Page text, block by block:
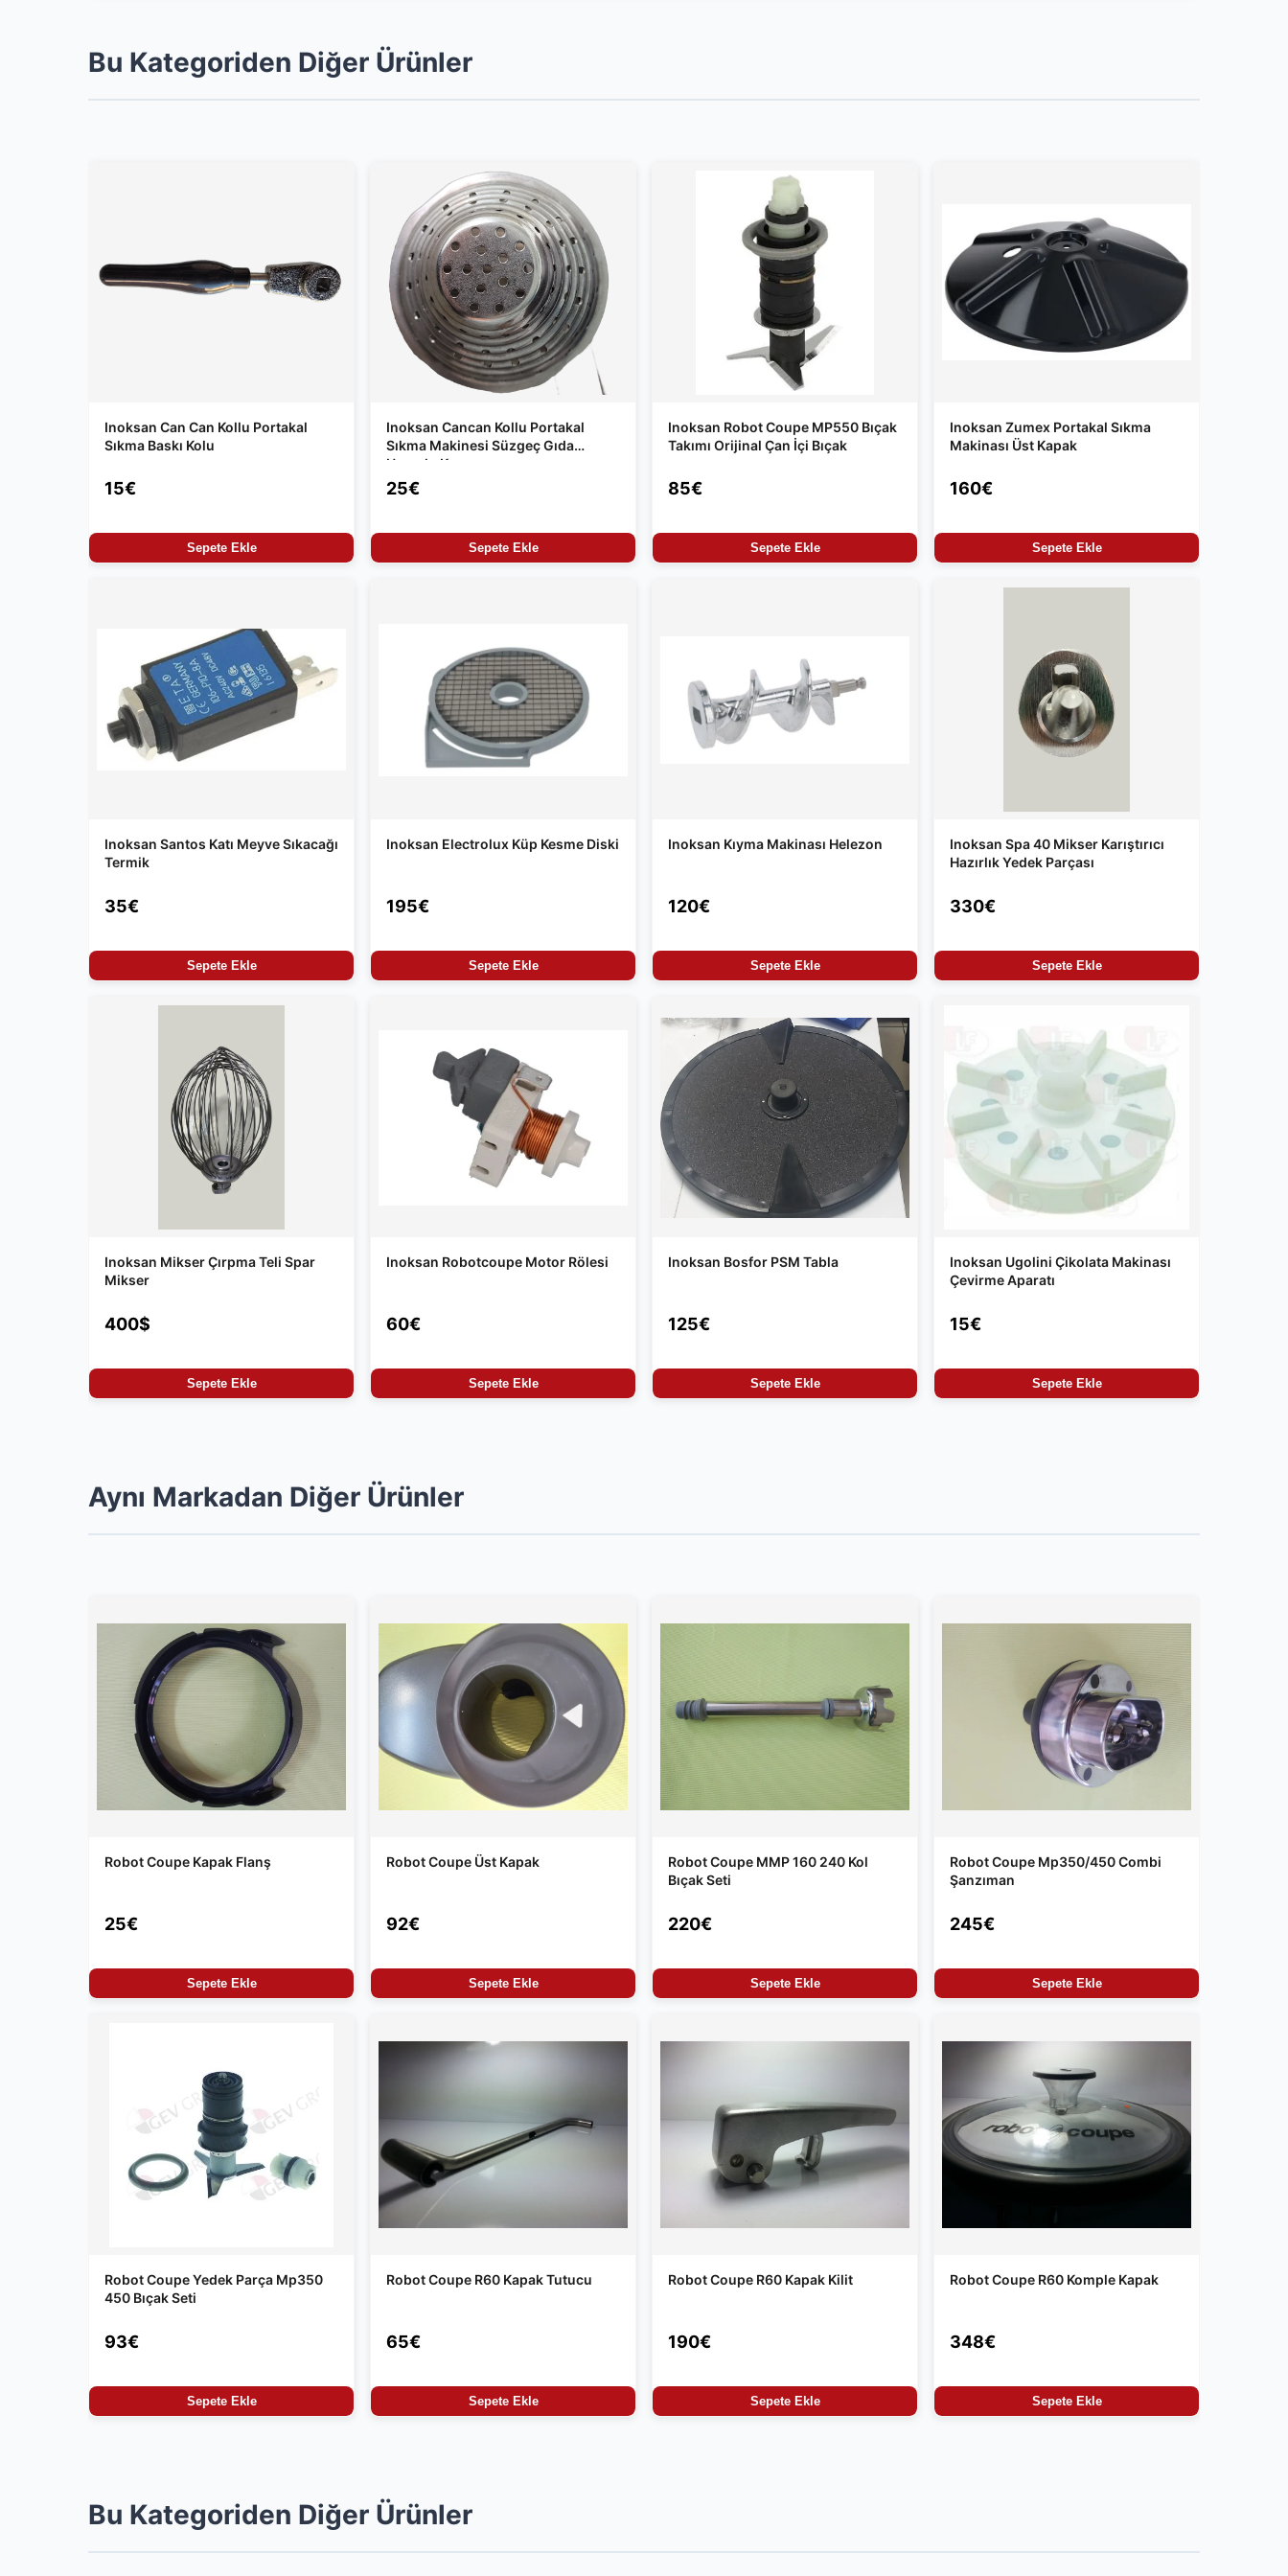
Bu Kategoriden Diğer Ürünler
Inoksan Can Can Kollu Portakal
Sıkma Baskı Kolu
15€
Sepete Ekle
Inoksan Cancan Kollu Portakal
Sıkma Makinesi Süzgeç Gıda
Uyumlu Krom
25€
Sepete Ekle
Inoksan Robot Coupe MP550 Bıçak
Takımı Orijinal Çan İçi Bıçak
85€
Sepete Ekle
Inoksan Zumex Portakal Sıkma
Makinası Üst Kapak
160€
Sepete Ekle
Inoksan Santos Katı Meyve Sıkacağı
Termik
35€
Sepete Ekle
Inoksan Electrolux Küp Kesme Diski
195€
Sepete Ekle
Inoksan Kıyma Makinası Helezon
120€
Sepete Ekle
Inoksan Spa 40 Mikser Karıştırıcı
Hazırlık Yedek Parçası
330€
Sepete Ekle
Inoksan Mikser Çırpma Teli Spar
Mikser
400$
Sepete Ekle
Inoksan Robotcoupe Motor Rölesi
60€
Sepete Ekle
Inoksan Bosfor PSM Tabla
125€
Sepete Ekle
Inoksan Ugolini Çikolata Makinası
Çevirme Aparatı
15€
Sepete Ekle
Aynı Markadan Diğer Ürünler
Robot Coupe Kapak Flanş
25€
Sepete Ekle
Robot Coupe Üst Kapak
92€
Sepete Ekle
Robot Coupe MMP 160 240 Kol
Bıçak Seti
220€
Sepete Ekle
Robot Coupe Mp350/450 Combi
Şanzıman
245€
Sepete Ekle
Robot Coupe Yedek Parça Mp350
450 Bıçak Seti
93€
Sepete Ekle
Robot Coupe R60 Kapak Tutucu
65€
Sepete Ekle
Robot Coupe R60 Kapak Kilit
190€
Sepete Ekle
Robot Coupe R60 Komple Kapak
348€
Sepete Ekle
Bu Kategoriden Diğer Ürünler